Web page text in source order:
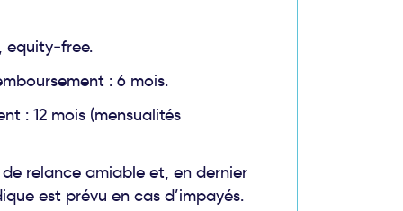
equity‑free.
: 6 mois.
: 12 mois (mensualités
relance amiable et, en dernier
est prévu en cas d’impayés.